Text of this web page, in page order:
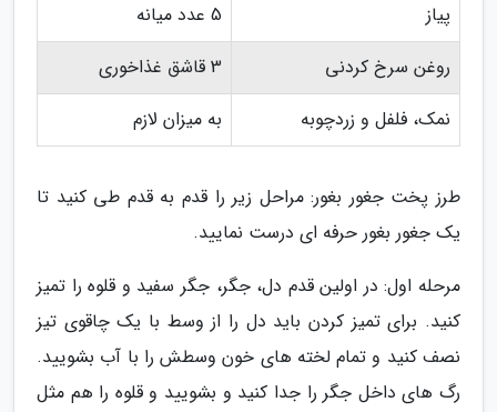
پیاز
5 عدد میانه
روغن سرخ کردنی
3 قاشق غذاخوری
نمک، فلفل و زردچوبه
به میزان لازم
طرز پخت جغور بغور: مراحل زیر را قدم به قدم طی کنید تا
یک جغور بغور حرفه ای درست نمایید.
مرحله اول: در اولین قدم دل، جگر، جگر سفید و قلوه را تمیز
کنید. برای تمیز کردن باید دل را از وسط با یک چاقوی تیز
نصف کنید و تمام لخته های خون وسطش را با آب بشویید.
رگ های داخل جگر را جدا کنید و بشویید و قلوه را هم مثل